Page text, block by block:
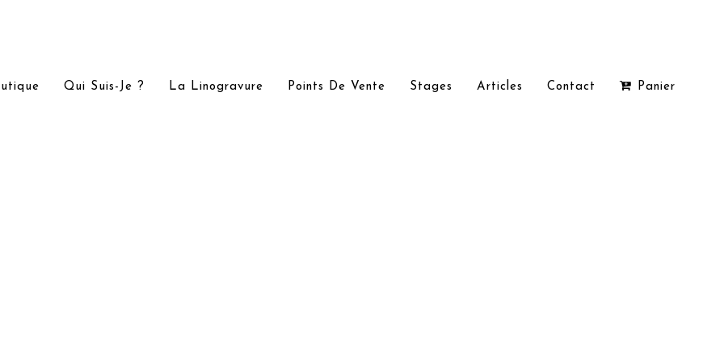
Qui Suis-Je ? La Linogravure Points De Vente Stages Articles Contact Panier